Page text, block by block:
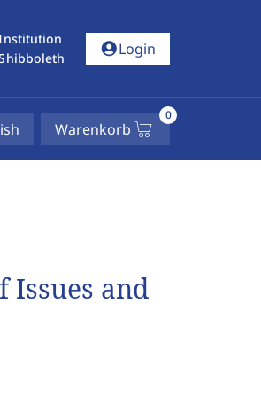
account_circleLogin
Warenkorb
0
Issues and